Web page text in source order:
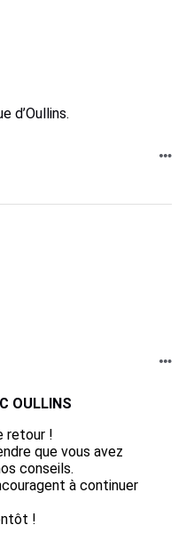
d’Oullins.
OULLINS
retour !
que vous avez
conseils.
à continuer
!